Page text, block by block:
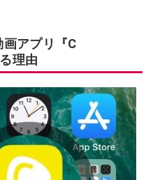
アプリ『C
理由